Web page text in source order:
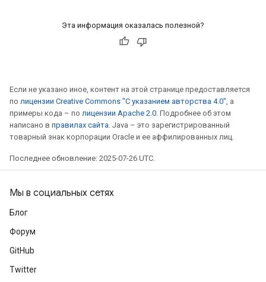
Эта информация оказалась полезной?
Если не указано иное, контент на этой странице предоставляется
по лицензии Creative Commons "С указанием авторства 4.0" , а
примеры кода – по лицензии Apache 2.0 . Подробнее об этом
написано в правилах сайта . Java – это зарегистрированный
товарный знак корпорации Oracle и ее аффилированных лиц.
Последнее обновление: 2025-07-26 UTC.
Мы в социальных сетях
Блог
Форум
GitHub
Twitter